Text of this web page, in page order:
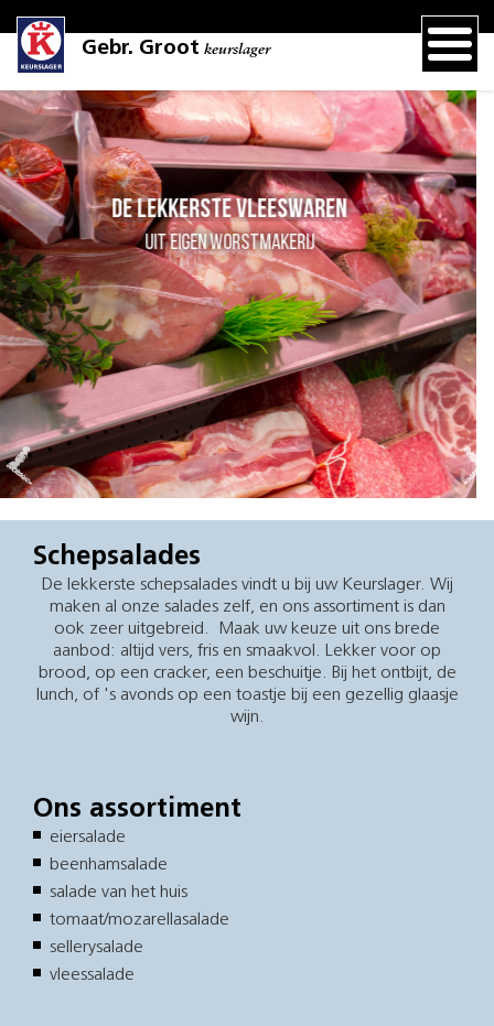
Gebr. Groot keurslager
Grillspecialiteiten
onze grill draait iedere
Schepsalades
De lekkerste schepsalades vindt u bij uw Keurslager. Wij
maken al onze salades zelf, en ons assortiment is dan
ook zeer uitgebreid. Maak uw keuze uit ons brede
aanbod: altijd vers, fris en smaakvol. Lekker voor op
brood, op een cracker, een beschuitje. Bij het ontbijt, de
lunch, of 's avonds op een toastje bij een gezellig glaasje
wijn.
Ons assortiment
eiersalade
beenhamsalade
salade van het huis
tomaat/mozarellasalade
sellerysalade
vleessalade